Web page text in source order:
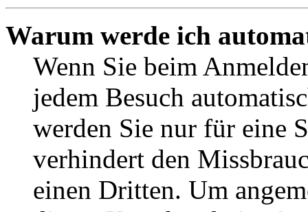
Warum werde ich
Wenn Sie beim
jedem Besuch
werden Sie nur für eine
verhindert den
einen Dritten. Um